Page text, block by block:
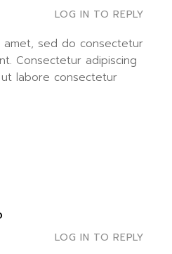
LOG IN TO REPLY
amet, sed do consectetur
Consectetur adipiscing
labore consectetur
LOG IN TO REPLY